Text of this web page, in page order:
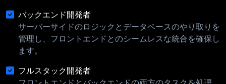
バックエンド開発者
サーバーサイドのロジックとデータベースのやり取りを
管理し、フロントエンドとのシームレスな統合を確保し
ます。
フルスタック開発者